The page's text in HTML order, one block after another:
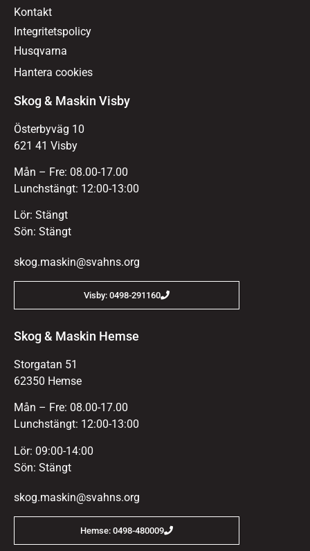
Kontakt
Integritetspolicy
Husqvarna
Hantera cookies
Skog & Maskin Visby
Österbyväg 10
621 41 Visby
Mån – Fre: 08.00-17.00
Lunchstängt: 12:00-13:00
Lör: Stängt
Sön: Stängt
skog.maskin@svahns.org
Visby: 0498-291160
Skog & Maskin Hemse
Storgatan 51
62350 Hemse
Mån – Fre: 08.00-17.00
Lunchstängt: 12:00-13:00
Lör: 09:00-14:00
Sön: Stängt
skog.maskin@svahns.org
Hemse: 0498-480009